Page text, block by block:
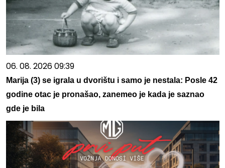
06. 08. 2026 09:39
Marija (3) se igrala u dvorištu i samo je nestala: Posle 42
godine otac je pronašao, zanemeo je kada je saznao
gde je bila